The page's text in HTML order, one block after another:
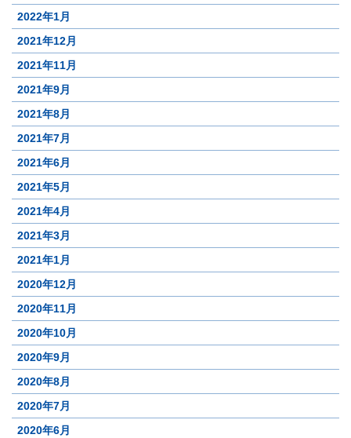
2022年1月
2021年12月
2021年11月
2021年9月
2021年8月
2021年7月
2021年6月
2021年5月
2021年4月
2021年3月
2021年1月
2020年12月
2020年11月
2020年10月
2020年9月
2020年8月
2020年7月
2020年6月